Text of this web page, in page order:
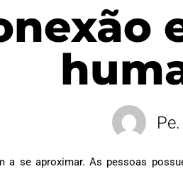
a se aproximar. As pessoas